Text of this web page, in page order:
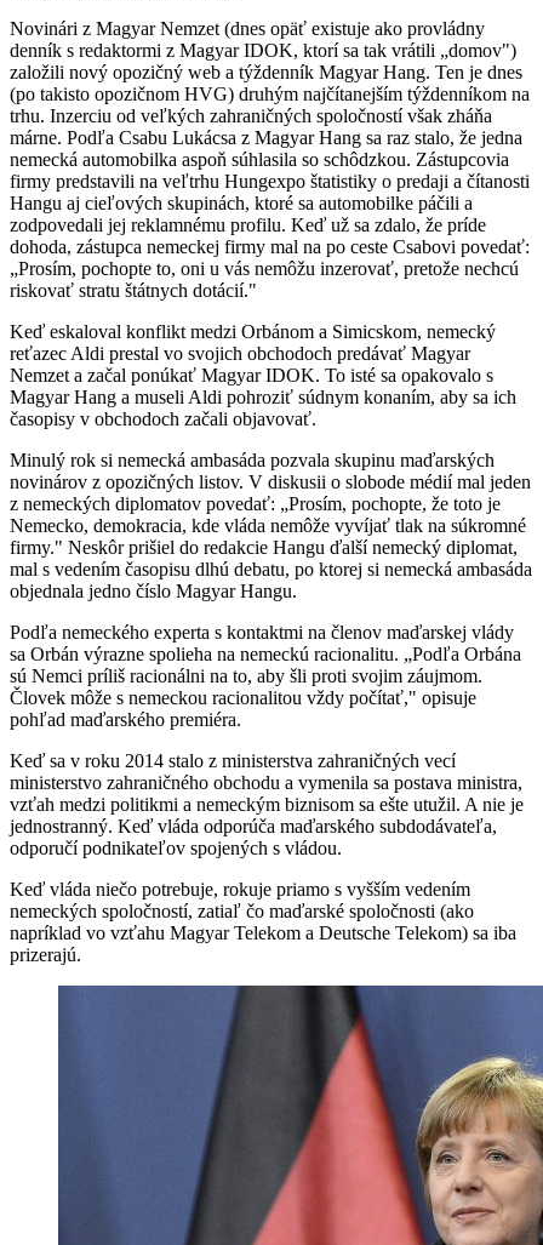
Novinári z Magyar Nemzet (dnes opäť existuje ako provládny
denník s redaktormi z Magyar IDOK, ktorí sa tak vrátili „domov")
založili nový opozičný web a týždenník Magyar Hang. Ten je dnes
(po takisto opozičnom HVG) druhým najčítanejším týždenníkom na
trhu. Inzerciu od veľkých zahraničných spoločností však zháňa
márne. Podľa Csabu Lukácsa z Magyar Hang sa raz stalo, že jedna
nemecká automobilka aspoň súhlasila so schôdzkou. Zástupcovia
firmy predstavili na veľtrhu Hungexpo štatistiky o predaji a čítanosti
Hangu aj cieľových skupinách, ktoré sa automobilke páčili a
zodpovedali jej reklamnému profilu. Keď už sa zdalo, že príde
dohoda, zástupca nemeckej firmy mal na po ceste Csabovi povedať:
„Prosím, pochopte to, oni u vás nemôžu inzerovať, pretože nechcú
riskovať stratu štátnych dotácií."
Keď eskaloval konflikt medzi Orbánom a Simicskom, nemecký
reťazec Aldi prestal vo svojich obchodoch predávať Magyar
Nemzet a začal ponúkať Magyar IDOK. To isté sa opakovalo s
Magyar Hang a museli Aldi pohroziť súdnym konaním, aby sa ich
časopisy v obchodoch začali objavovať.
Minulý rok si nemecká ambasáda pozvala skupinu maďarských
novinárov z opozičných listov. V diskusii o slobode médií mal jeden
z nemeckých diplomatov povedať: „Prosím, pochopte, že toto je
Nemecko, demokracia, kde vláda nemôže vyvíjať tlak na súkromné
firmy." Neskôr prišiel do redakcie Hangu ďalší nemecký diplomat,
mal s vedením časopisu dlhú debatu, po ktorej si nemecká ambasáda
objednala jedno číslo Magyar Hangu.
Podľa nemeckého experta s kontaktmi na členov maďarskej vlády
sa Orbán výrazne spolieha na nemeckú racionalitu. „Podľa Orbána
sú Nemci príliš racionálni na to, aby šli proti svojim záujmom.
Človek môže s nemeckou racionalitou vždy počítať," opisuje
pohľad maďarského premiéra.
Keď sa v roku 2014 stalo z ministerstva zahraničných vecí
ministerstvo zahraničného obchodu a vymenila sa postava ministra,
vzťah medzi politikmi a nemeckým biznisom sa ešte utužil. A nie je
jednostranný. Keď vláda odporúča maďarského subdodávateľa,
odporučí podnikateľov spojených s vládou.
Keď vláda niečo potrebuje, rokuje priamo s vyšším vedením
nemeckých spoločností, zatiaľ čo maďarské spoločnosti (ako
napríklad vo vzťahu Magyar Telekom a Deutsche Telekom) sa iba
prizerajú.